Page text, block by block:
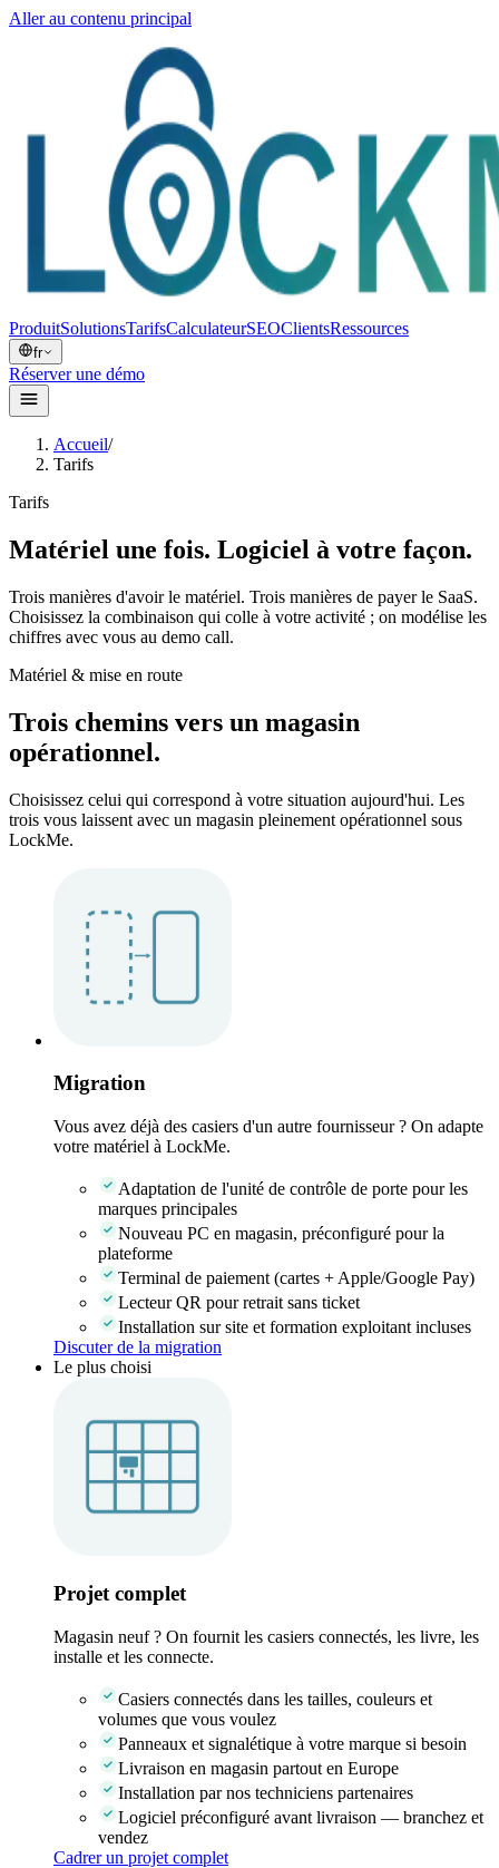
Aller au contenu principal
ProduitSolutionsTarifsCalculateurSEOClientsRessources
fr
Réserver une démo
Accueil/
Tarifs
Tarifs
Matériel une fois. Logiciel à votre façon.
Trois manières d'avoir le matériel. Trois manières de payer le SaaS.
Choisissez la combinaison qui colle à votre activité ; on modélise les
chiffres avec vous au demo call.
Matériel & mise en route
Trois chemins vers un magasin
opérationnel.
Choisissez celui qui correspond à votre situation aujourd'hui. Les
trois vous laissent avec un magasin pleinement opérationnel sous
LockMe.
Migration
Vous avez déjà des casiers d'un autre fournisseur ? On adapte
votre matériel à LockMe.
Adaptation de l'unité de contrôle de porte pour les
marques principales
Nouveau PC en magasin, préconfiguré pour la
plateforme
Terminal de paiement (cartes + Apple/Google Pay)
Lecteur QR pour retrait sans ticket
Installation sur site et formation exploitant incluses
Discuter de la migration
Le plus choisi
Projet complet
Magasin neuf ? On fournit les casiers connectés, les livre, les
installe et les connecte.
Casiers connectés dans les tailles, couleurs et
volumes que vous voulez
Panneaux et signalétique à votre marque si besoin
Livraison en magasin partout en Europe
Installation par nos techniciens partenaires
Logiciel préconfiguré avant livraison — branchez et
vendez
Cadrer un projet complet